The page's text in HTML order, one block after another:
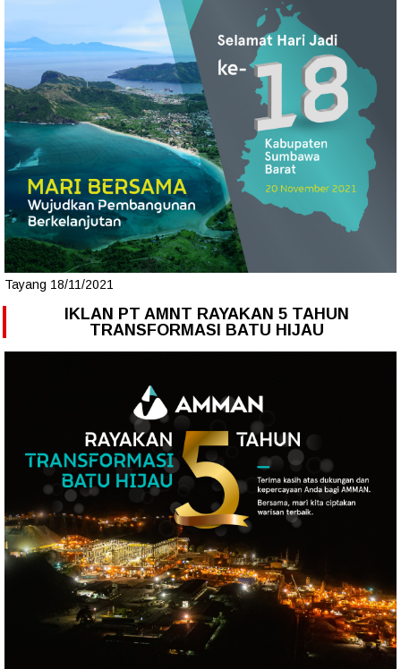
Tayang 18/11/2021
IKLAN PT AMNT RAYAKAN 5 TAHUN
TRANSFORMASI BATU HIJAU